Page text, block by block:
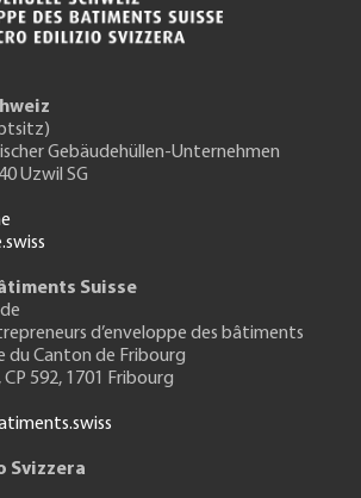
Gebäudehüllen-Unternehmen
Uzwil SG
Suisse
d’enveloppe des bâtiments
du Canton de Fribourg
, CP 592, 1701 Fribourg
Svizzera